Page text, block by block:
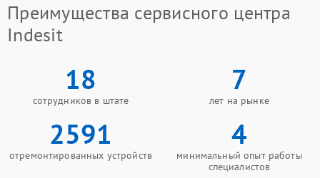
Преимущества сервисного центра
Indesit
18
сотрудников в штате
7
лет на рынке
2591
отремонтированных устройств
4
минимальный опыт работы
специалистов